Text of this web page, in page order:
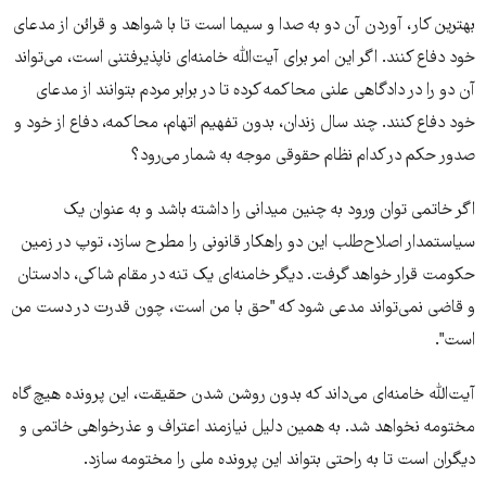
بهترین کار، آوردن آن دو به صدا و سیما است تا با شواهد و قرائن از مدعای
خود دفاع کنند. اگر این امر برای آیت‌الله خامنه‌ای ناپذیرفتنی است، می‌تواند
آن دو را در دادگاهی علنی محاکمه کرده تا در برابر مردم بتوانند از مدعای
خود دفاع کنند. چند سال زندان، بدون تفهیم اتهام، محاکمه، دفاع از خود و
صدور حکم در کدام نظام حقوقی موجه به شمار می‌رود؟
اگر خاتمی توان ورود به چنین میدانی را داشته باشد و به عنوان یک
سیاستمدار اصلاح‌طلب این دو راهکار قانونی را مطرح سازد، توپ در زمین
حکومت قرار خواهد گرفت. دیگر خامنه‌ای یک تنه در مقام شاکی، دادستان
و قاضی نمی‌تواند مدعی شود که "حق با من است، چون قدرت در دست من
است".
آیت‌الله خامنه‌ای می‌داند که بدون روشن شدن حقیقت، این پرونده هیچ گاه
مختومه نخواهد شد. به همین دلیل نیازمند اعتراف و عذرخواهی خاتمی و
دیگران است تا به راحتی بتواند این پرونده ملی را مختومه سازد.